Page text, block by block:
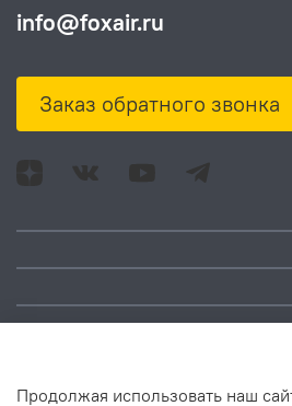
info@foxair.ru
Заказ обратного звонка
Продолжая использовать наш